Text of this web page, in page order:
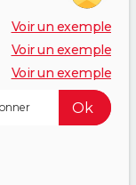
Voir un exemple
Voir un exemple
Voir un exemple